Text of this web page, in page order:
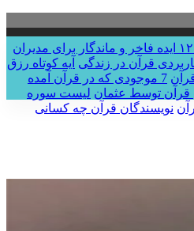
هدیه فرهنگی برای مدیرعامل | ۱۲ ایده فاخر و ماندگار برای مدیران
قرآن در زندگی آیه کوتاه رزق
7 موجودی که در قرآن آمده
قرآن توسط عثمان لیست سوره
نویسندگان قرآن چه کسانی